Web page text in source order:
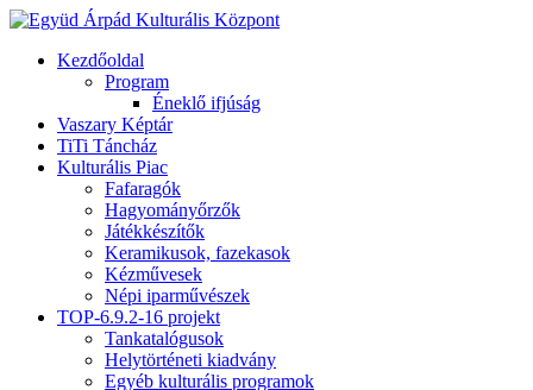
Kezdőoldal
Program
Éneklő ifjúság
Vaszary Képtár
TiTi Táncház
Kulturális Piac
Fafaragók
Hagyományőrzők
Játékkészítők
Keramikusok, fazekasok
Kézművesek
Népi iparművészek
TOP-6.9.2-16 projekt
Tankatalógusok
Helytörténeti kiadvány
Egyéb kulturális programok